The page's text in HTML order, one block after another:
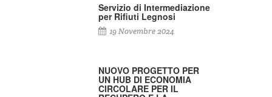
Servizio di Intermediazione
per Rifiuti Legnosi
19 Novembre 2024
NUOVO PROGETTO PER
UN HUB DI ECONOMIA
CIRCOLARE PER IL